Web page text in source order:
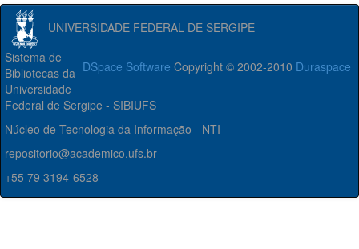
UNIVERSIDADE FEDERAL DE SERGIPE
DSpace Software Copyright © 2002-2010 Duraspace
Sistema de
Bibliotecas da
Universidade
Federal de Sergipe - SIBIUFS
Núcleo de Tecnologia da Informação - NTI
repositorio@academico.ufs.br
+55 79 3194-6528